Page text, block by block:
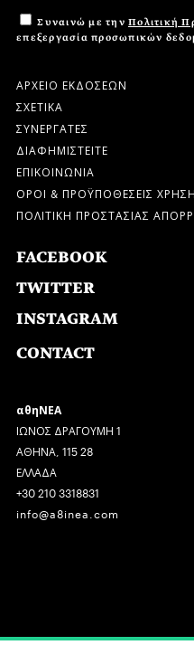
Συναινώ με την Πολιτική
επεξεργασία προσωπικών
ΑΡΧΕΙΟ ΕΚΔΟΣΕΩΝ
ΣΧΕΤΙΚΑ
ΣΥΝΕΡΓΑΤΕΣ
ΔΙΑΦΗΜΙΣΤΕΙΤΕ
ΕΠΙΚΟΙΝΩΝΙΑ
ΟΡΟΙ & ΠΡΟΫΠΟΘΕΣΕΙΣ
ΠΟΛΙΤΙΚΗ ΠΡΟΣΤΑΣΙΑΣ
FACEBOOK
TWITTER
INSTAGRAM
CONTACT
αθηΝΕΑ
ΙΩΝΟΣ ΔΡΑΓΟΥΜΗ 1
ΑΘΗΝΑ, 115 28
ΕΛΛΑΔΑ
+30 210 3318831
info@a8inea.com